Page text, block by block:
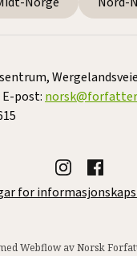
E-post:
for
Webflow av Norsk